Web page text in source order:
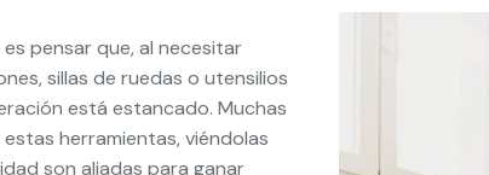
pensar que, al necesitar
sillas de ruedas o utensilios
está estancado. Muchas
herramientas, viéndolas
son aliadas para ganar